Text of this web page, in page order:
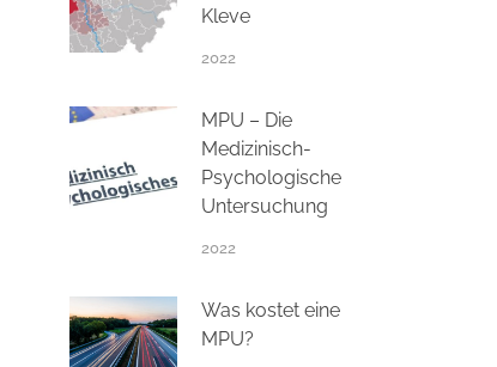
Kleve
2022
MPU – Die
Medizinisch-
Psychologische
Untersuchung
2022
Was kostet eine
MPU?